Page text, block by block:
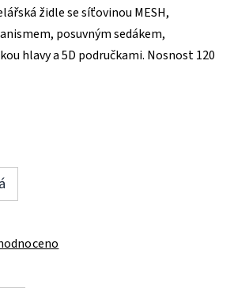
židle se síťovinou MESH,
posuvným sedákem,
hlavy a 5D područkami. Nosnost 120